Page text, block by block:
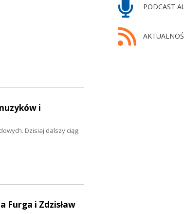
PODCAST
i
Dzisiaj dalszy ciąg
Furga i Zdzisław